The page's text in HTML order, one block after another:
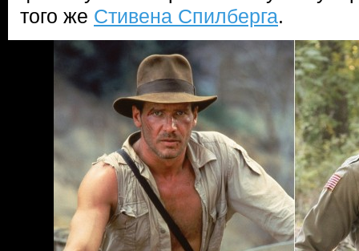
того же Стивена Спилберга.